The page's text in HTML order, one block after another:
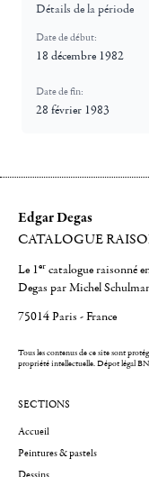
Détails de la période
Date de début:
18 décembre 1982
Date de fin:
28 février 1983
Edgar Degas
CATALOGUE
Le 1er catalogue raisonné
Degas par Michel
75014 Paris - France
Tous les contenus de ce site sont
propriété intellectuelle.Dépot légal
SECTIONS
Accueil
Peintures & pastels